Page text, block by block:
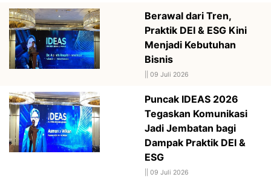
Berawal dari Tren,
Praktik DEI & ESG Kini
Menjadi Kebutuhan
Bisnis
09 Juli 2026
Puncak IDEAS 2026
Tegaskan Komunikasi
Jadi Jembatan bagi
Dampak Praktik DEI &
ESG
09 Juli 2026